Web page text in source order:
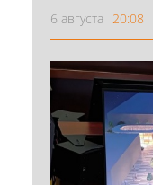
6 августа 20:08